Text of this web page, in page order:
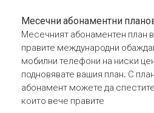
Месечни абонаментни
Месечният абонаментен план
правите международни
мобилни телефони на ниски
подновявате вашия план. С
абонамент можете да
които вече правите